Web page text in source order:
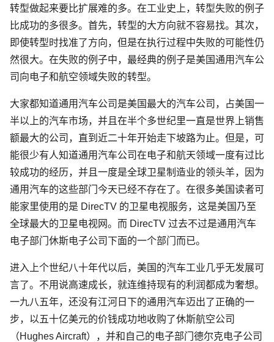
转型做起来要比扩展难的多。在工业史上，转型失败的例子
比成功的多很多。首先，转型的大方向就不容易找。其次，
即使转型时找准了方向，但是在执行过程中失败的可能性仍
然很大。在失败的例子中，最经典的例子是美国通用汽车公
司向电子和航空领域失败的转型。
大家都知道通用汽车公司是美国最大的汽车公司，占美国一
半以上的汽车市场，并且在半个多世纪里一直是世界上销售
额最大的公司，直到近二十年开始走下坡路为止。但是，可
能很少有人知道通用汽车公司在电子和航天领域一度有过比
较成功的经历，并且一度是全球卫星制造业的领头羊，因为
通用汽车的这些部门今天已经不存在了。在很多美国读者可
能家里使用的是 DirecTV 的卫星电视服务，这是美国乃至
全球最大的卫星电视网。而 DirecTV 过去不过是通用汽车
电子部门休斯电子公司下面的一个部门而已。
进入上个世纪八十年代以后，美国的汽车工业几乎无发展可
言了。不用说高速成长，就连维持现有的利润都成为奢想。
一九八五年，还没有江河日下的通用汽车迈出了正确的一
步，以五十亿美元的价钱成功地收购了休斯航空公司
（Hughes Aircraft），并和自己的电子部门德尔克电子公司